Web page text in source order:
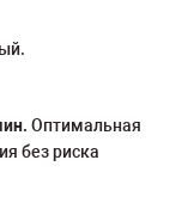
Оптимальная
без риска